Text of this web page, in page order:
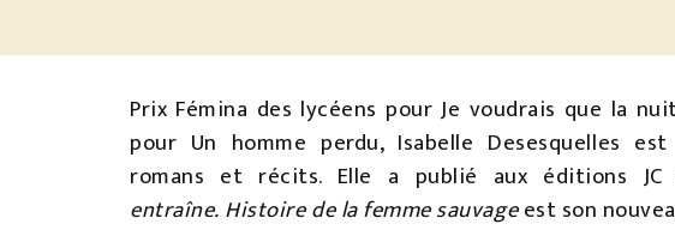
Prix Fémina des lycéens pour Je voudrais que la
pour Un homme perdu, Isabelle Desesquelles
romans et récits. Elle a publié aux éditions JC
entraîne. Histoire de la femme sauvageest son